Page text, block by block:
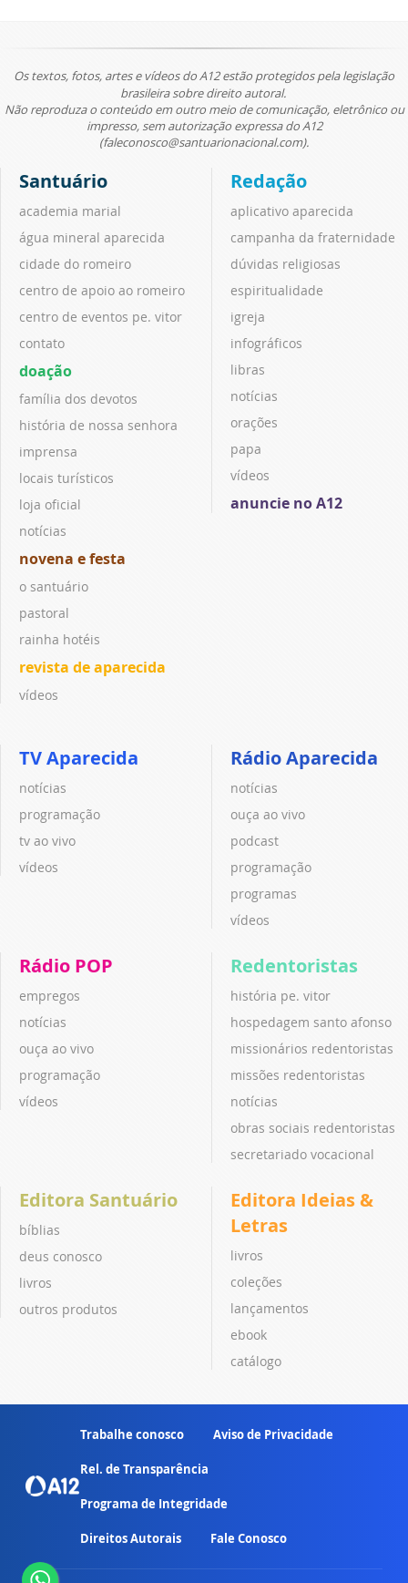
Os textos, fotos, artes e vídeos do A12 estão protegidos pela legislação
brasileira sobre direito autoral.
Não reproduza o conteúdo em outro meio de comunicação, eletrônico ou
impresso, sem autorização expressa do A12
(faleconosco@santuarionacional.com).
Santuário
academia marial
água mineral aparecida
cidade do romeiro
centro de apoio ao romeiro
centro de eventos pe. vitor
contato
doação
família dos devotos
história de nossa senhora
imprensa
locais turísticos
loja oficial
notícias
novena e festa
o santuário
pastoral
rainha hotéis
revista de aparecida
vídeos
Redação
aplicativo aparecida
campanha da fraternidade
dúvidas religiosas
espiritualidade
igreja
infográficos
libras
notícias
orações
papa
vídeos
anuncie no A12
TV Aparecida
notícias
programação
tv ao vivo
vídeos
Rádio Aparecida
notícias
ouça ao vivo
podcast
programação
programas
vídeos
Rádio POP
empregos
notícias
ouça ao vivo
programação
vídeos
Redentoristas
história pe. vitor
hospedagem santo afonso
missionários redentoristas
missões redentoristas
notícias
obras sociais redentoristas
secretariado vocacional
Editora Santuário
bíblias
deus conosco
livros
outros produtos
Editora Ideias &
Letras
livros
coleções
lançamentos
ebook
catálogo
Trabalhe conosco Aviso de Privacidade
Rel. de Transparência
Programa de Integridade
Direitos Autorais Fale Conosco